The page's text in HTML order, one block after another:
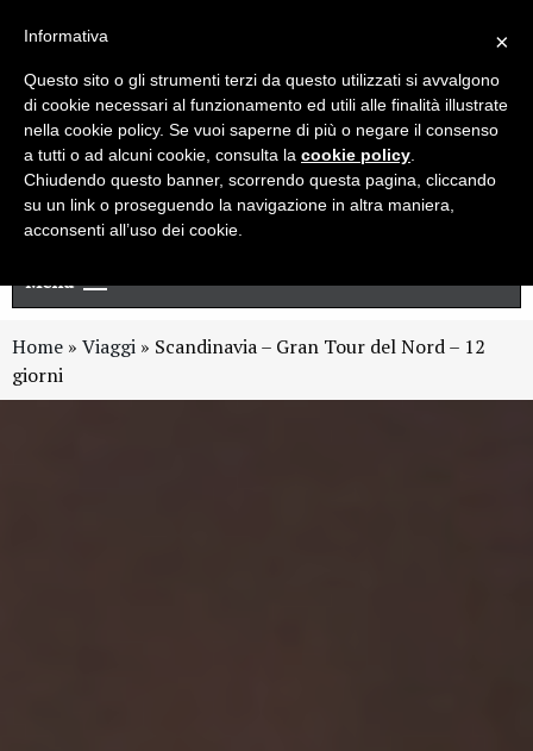
Newsletter
Menu
Home » Viaggi » Scandinavia – Gran Tour del Nord – 12
giorni
×
Informativa
Questo sito o gli strumenti terzi da questo utilizzati si avvalgono
di cookie necessari al funzionamento ed utili alle finalità illustrate
nella cookie policy. Se vuoi saperne di più o negare il consenso
a tutti o ad alcuni cookie, consulta la cookie policy
Chiudendo questo banner, scorrendo questa pagina, cliccando
su un link o proseguendo la navigazione in altra maniera,
acconsenti all’uso dei cookie.